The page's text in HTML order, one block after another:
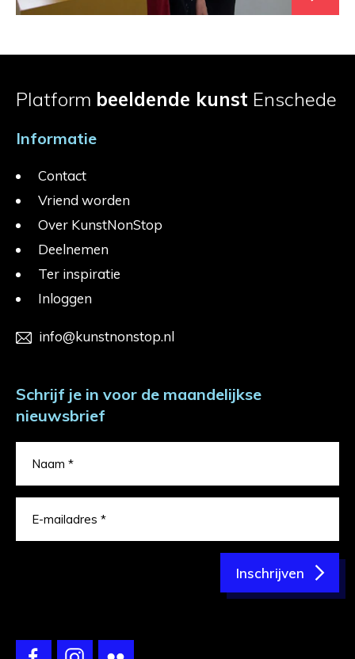
Platform beeldende kunst Enschede
Informatie
Contact
Vriend worden
Over KunstNonStop
Deelnemen
Ter inspiratie
Inloggen
info@kunstnonstop.nl
Schrijf je in voor de maandelijkse
nieuwsbrief
Inschrijven